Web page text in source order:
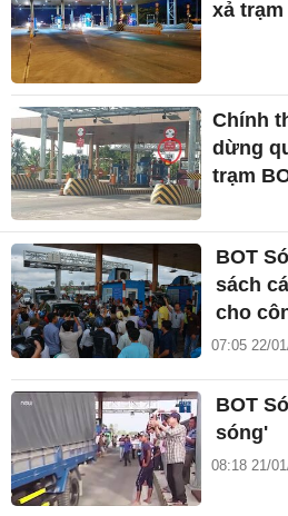
xả
Chính
dừng
trạm
BOT
sách
cho
07:05 22/
BOT
sóng'
08:18 21/